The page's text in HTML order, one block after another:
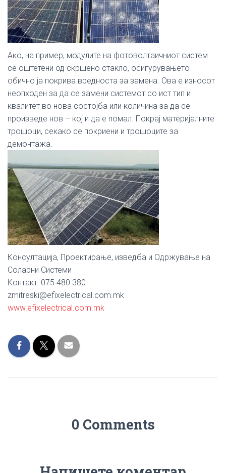
Ако, на пример, модулите на фотоволтаичниот систем
се оштетени од скршено стакло, осигурувањето
обично ја покрива вредноста за замена. Ова е износот
неопходен за да се замени системот со ист тип и
квалитет во нова состојба или количина за да се
произведе нов – кој и да е помал. Покрај материјалните
трошоци, секако се покриени и трошоците за
демонтажа.
Консултација, Проектирање, изведба и Одржување на
Соларни Системи
Контакт: 075 480 380
zmitreski@efixelectrical.com.mk
www.efixelectrical.com.mk
0 Comments